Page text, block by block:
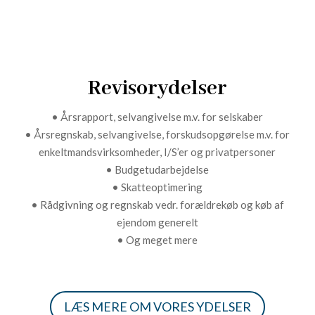
Revisorydelser
• Årsrapport, selvangivelse m.v. for selskaber
• Årsregnskab, selvangivelse, forskudsopgørelse m.v. for
enkeltmandsvirksomheder, I/S’er og privatpersoner
• Budgetudarbejdelse
• Skatteoptimering
• Rådgivning og regnskab vedr. forældrekøb og køb af
ejendom generelt
• Og meget mere
LÆS MERE OM VORES YDELSER